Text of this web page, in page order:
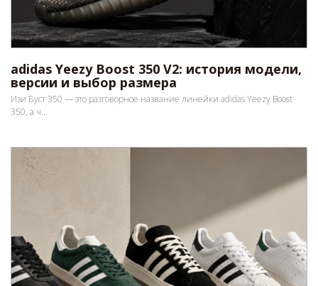
adidas Yeezy Boost 350 V2: история модели,
версии и выбор размера
Изи Буст 350 — это разговорное название линейки adidas Yeezy Boost
350, а ч...